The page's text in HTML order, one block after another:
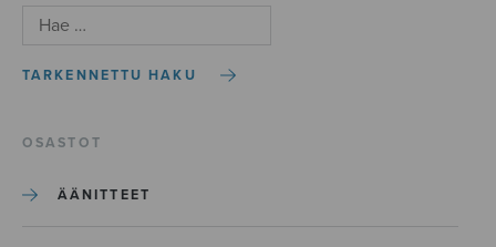
TARKENNETTU HAKU
OSASTOT
ÄÄNITTEET